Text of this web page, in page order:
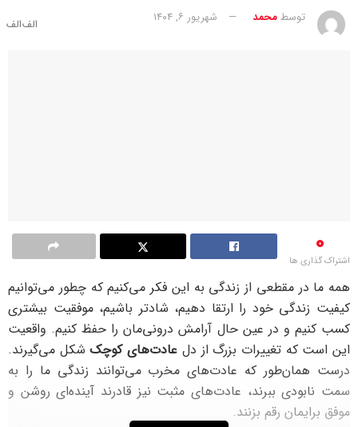
توسطمحمد شهریور ۶, ۱۴۰۴
0
اشتراک گذاری ها
همه ما در مقطعی از زندگی به این فکر می‌کنیم که چطور می‌توانیم
کیفیت زندگی خود را ارتقا دهیم، شادتر باشیم، موفقیت بیشتری
کسب کنیم و در عین حال آرامش درونی‌مان را حفظ کنیم. واقعیت
این است که تغییرات بزرگ از دل عادت‌های کوچکشکل می‌گیرند.
درست همان‌طور که عادت‌های مخرب می‌توانند زندگی ما را به
سمت نابودی ببرند، عادت‌های مثبت نیز قادرند آینده‌ای روشن و
موفق برایمان رقم بزنند.